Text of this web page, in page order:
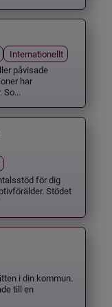
Internationellt
påvisade
har
So...
för dig
Stödet
i din kommun.
till en